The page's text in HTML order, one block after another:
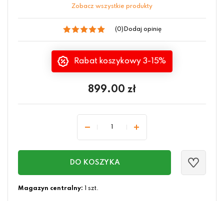
Zobacz wszystkie produkty
(0) Dodaj opinię
Rabat koszykowy 3-15%
899.00 zł
DO KOSZYKA
Magazyn centralny: 1 szt.